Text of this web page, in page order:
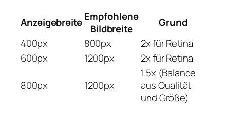
AnzeigebreiteEmpfohlene
Bildbreite
Grund
400px
800px
2x für Retina
600px
1200px 2x für Retina
800px 1200px
1.5x (Balance
aus Qualität
und Größe)